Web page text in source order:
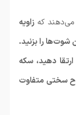
می‌دهند که زاویه
شوت‌ها را بزنید.
دهید، سکه
سختی متفاوت